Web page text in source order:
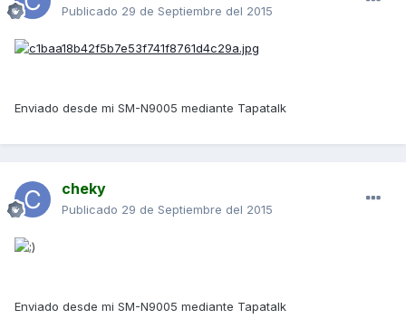
Publicado 29 de Septiembre del 2015
Enviado desde mi SM-N9005 mediante Tapatalk
cheky
Publicado 29 de Septiembre del 2015
Enviado desde mi SM-N9005 mediante Tapatalk